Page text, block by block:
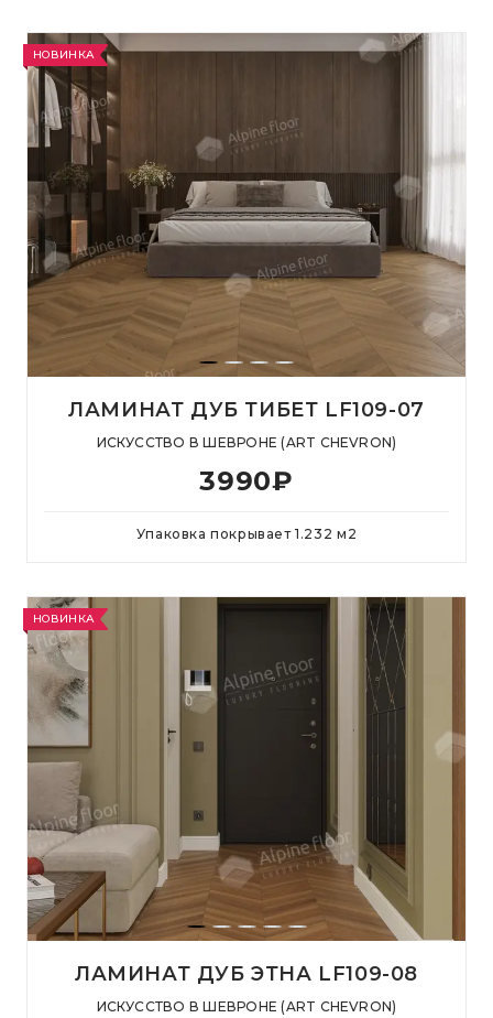
НОВИНКА
ЛАМИНАТ ДУБ ТИБЕТ LF109-07
ИСКУССТВО В ШЕВРОНЕ (ART CHEVRON)
3990₽
Упаковка покрывает1.232 м 2
НОВИНКА
ЛАМИНАТ ДУБ ЭТНА LF109-08
ИСКУССТВО В ШЕВРОНЕ (ART CHEVRON)